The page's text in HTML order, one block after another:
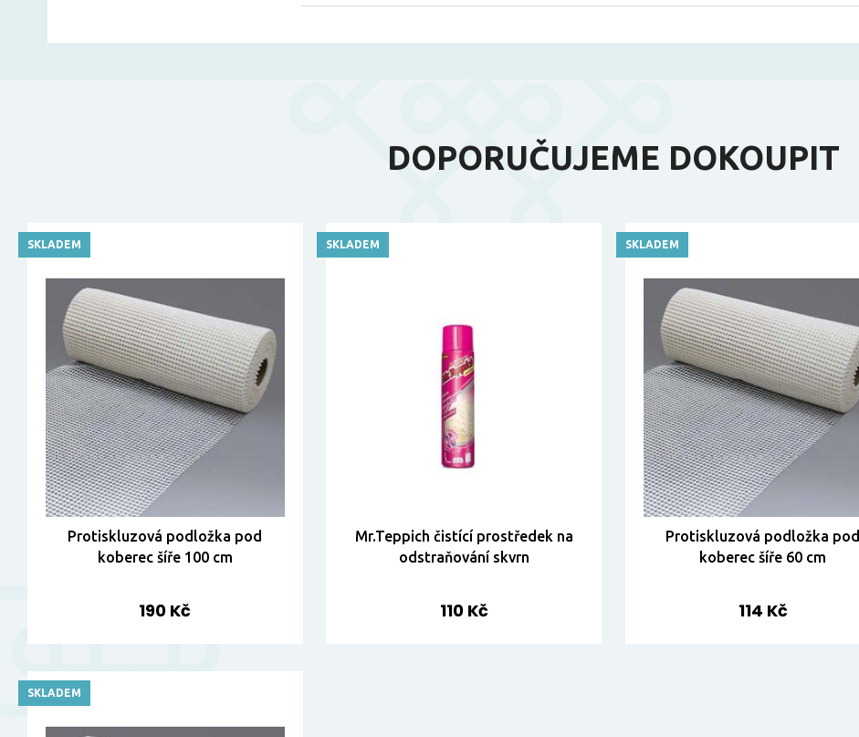
DOPORUČUJEME DOKOUPIT
Protiskluzová podložka pod
koberec šíře 100 cm
190 Kč
SKLADEM
Mr.Teppich čistící prostředek na
odstraňování skvrn
110 Kč
SKLADEM
Protiskluzová podložka pod
koberec šíře 60 cm
114 Kč
SKLADEM
SKLADEM